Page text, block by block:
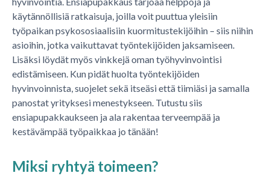
käytännöllisiä ratkaisuja, joilla voit puuttua yleisiin
työpaikan psykososiaalisiin kuormitustekijöihin – siis niihin
asioihin, jotka vaikuttavat työntekijöiden jaksamiseen.
Lisäksi löydät myös vinkkejä oman työhyvinvointisi
edistämiseen. Kun pidät huolta työntekijöiden
hyvinvoinnista, suojelet sekä itseäsi että tiimiäsi ja samalla
panostat yrityksesi menestykseen. Tutustu siis
ensiapupakkaukseen ja ala rakentaa terveempää ja
kestävämpää työpaikkaa jo tänään!
Miksi ryhtyä toimeen?